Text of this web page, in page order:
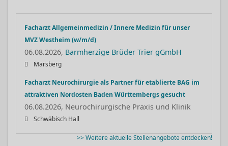
Facharzt Allgemeinmedizin / Innere Medizin für unser
MVZ Westheim (w/m/d)
06.08.2026, Barmherzige Brüder Trier gGmbH
Marsberg
Facharzt Neurochirurgie als Partner für etablierte BAG im
attraktiven Nordosten Baden Württembergs gesucht
06.08.2026, Neurochirurgische Praxis und Klinik
Schwäbisch Hall
>> Weitere aktuelle Stellenangebote entdecken!